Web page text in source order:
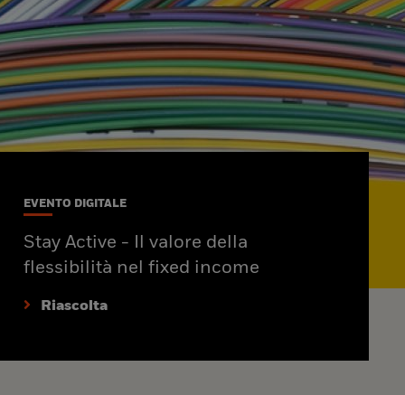
EVENTO DIGITALE
Stay Active - Il valore della
flessibilità nel fixed income
Riascolta